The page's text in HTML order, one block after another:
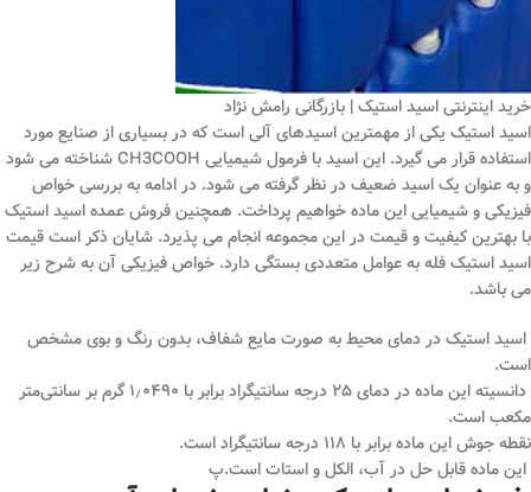
خرید اینترنتی اسید استیک | بازرگانی رامش نژاد
اسید استیک یکی از مهمترین اسیدهای آلی است که در بسیاری از صنایع مورد
استفاده قرار می‌ گیرد. این اسید با فرمول شیمیایی CH3COOH شناخته می ‌شود
و به عنوان یک اسید ضعیف در نظر گرفته می‌ شود. در ادامه به بررسی خواص
فیزیکی و شیمیایی این ماده خواهیم پرداخت. همچنین فروش عمده اسید استیک
با بهترین کیفیت و قیمت در این مجموعه انجام می پذیرد. شایان ذکر است قیمت
اسید استیک فله به عوامل متعددی بستگی دارد. خواص فیزیکی آن به شرح زیر
می باشد.
اسید استیک در دمای محیط به صورت مایع شفاف، بدون رنگ و بوی مشخص
است.
دانسیته این ماده در دمای ۲۵ درجه سانتیگراد برابر با ۱٫۰۴۹۰ گرم بر سانتی‌متر
مکعب است.
نقطه جوش این ماده برابر با ۱۱۸ درجه سانتیگراد است.
این ماده قابل حل در آب، الکل و استات است.پ